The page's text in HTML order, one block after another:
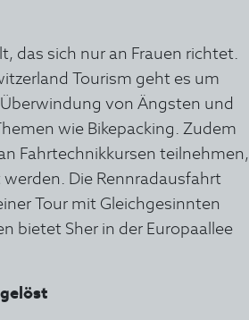
das sich nur an Frauen richtet.
Tourism geht es um
von Ängsten und
wie Bikepacking. Zudem
Fahrtechnikkursen teilnehmen,
Die Rennradausfahrt
Tour mit Gleichgesinnten
bietet Sher in der Europaallee